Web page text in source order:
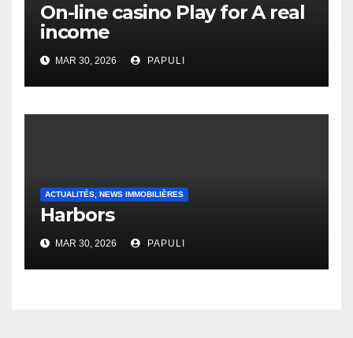
On-line casino Play for A real
income
MAR 30, 2026 PAPULI
ACTUALITÉS, NEWS IMMOBILIÈRES
Harbors
MAR 30, 2026 PAPULI